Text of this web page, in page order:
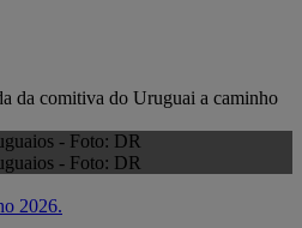
- Foto: DR
- Foto: DR
2026.